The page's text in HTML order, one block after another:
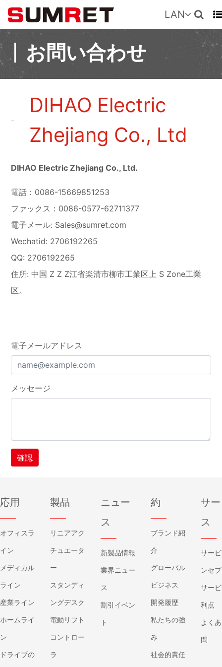
LAN
お問い合わせ
DIHAO Electric
Zhejiang Co., Ltd
DIHAO Electric Zhejiang Co., Ltd.
電話：0086-15669851253
ファックス：0086-0577-62711377
電子メール: Sales@sumret.com
Wechatid: 2706192265
QQ: 2706192265
住所: 中国 Z Z Z江省楽清市柳市工業区上 S Zone工業
区。
電子メールアドレス
メッセージ
確認
応用
——
オフィスラ
イン
メディカル
ライン
産業ライン
ホームライ
ン
ドライブの
製品
——
リニアアク
チュエータ
ー
スタンディ
ングデスク
電動リフト
コントロー
ラ
ニュー
ス
——
新製品情報
業界ニュー
ス
割引イベン
ト
約
——
ブランド紹
介
グローバル
ビジネス
開発履歴
私たちの強
み
社会的責任
サ
ス
——
サー
ンセ
サー
利点
よく
問